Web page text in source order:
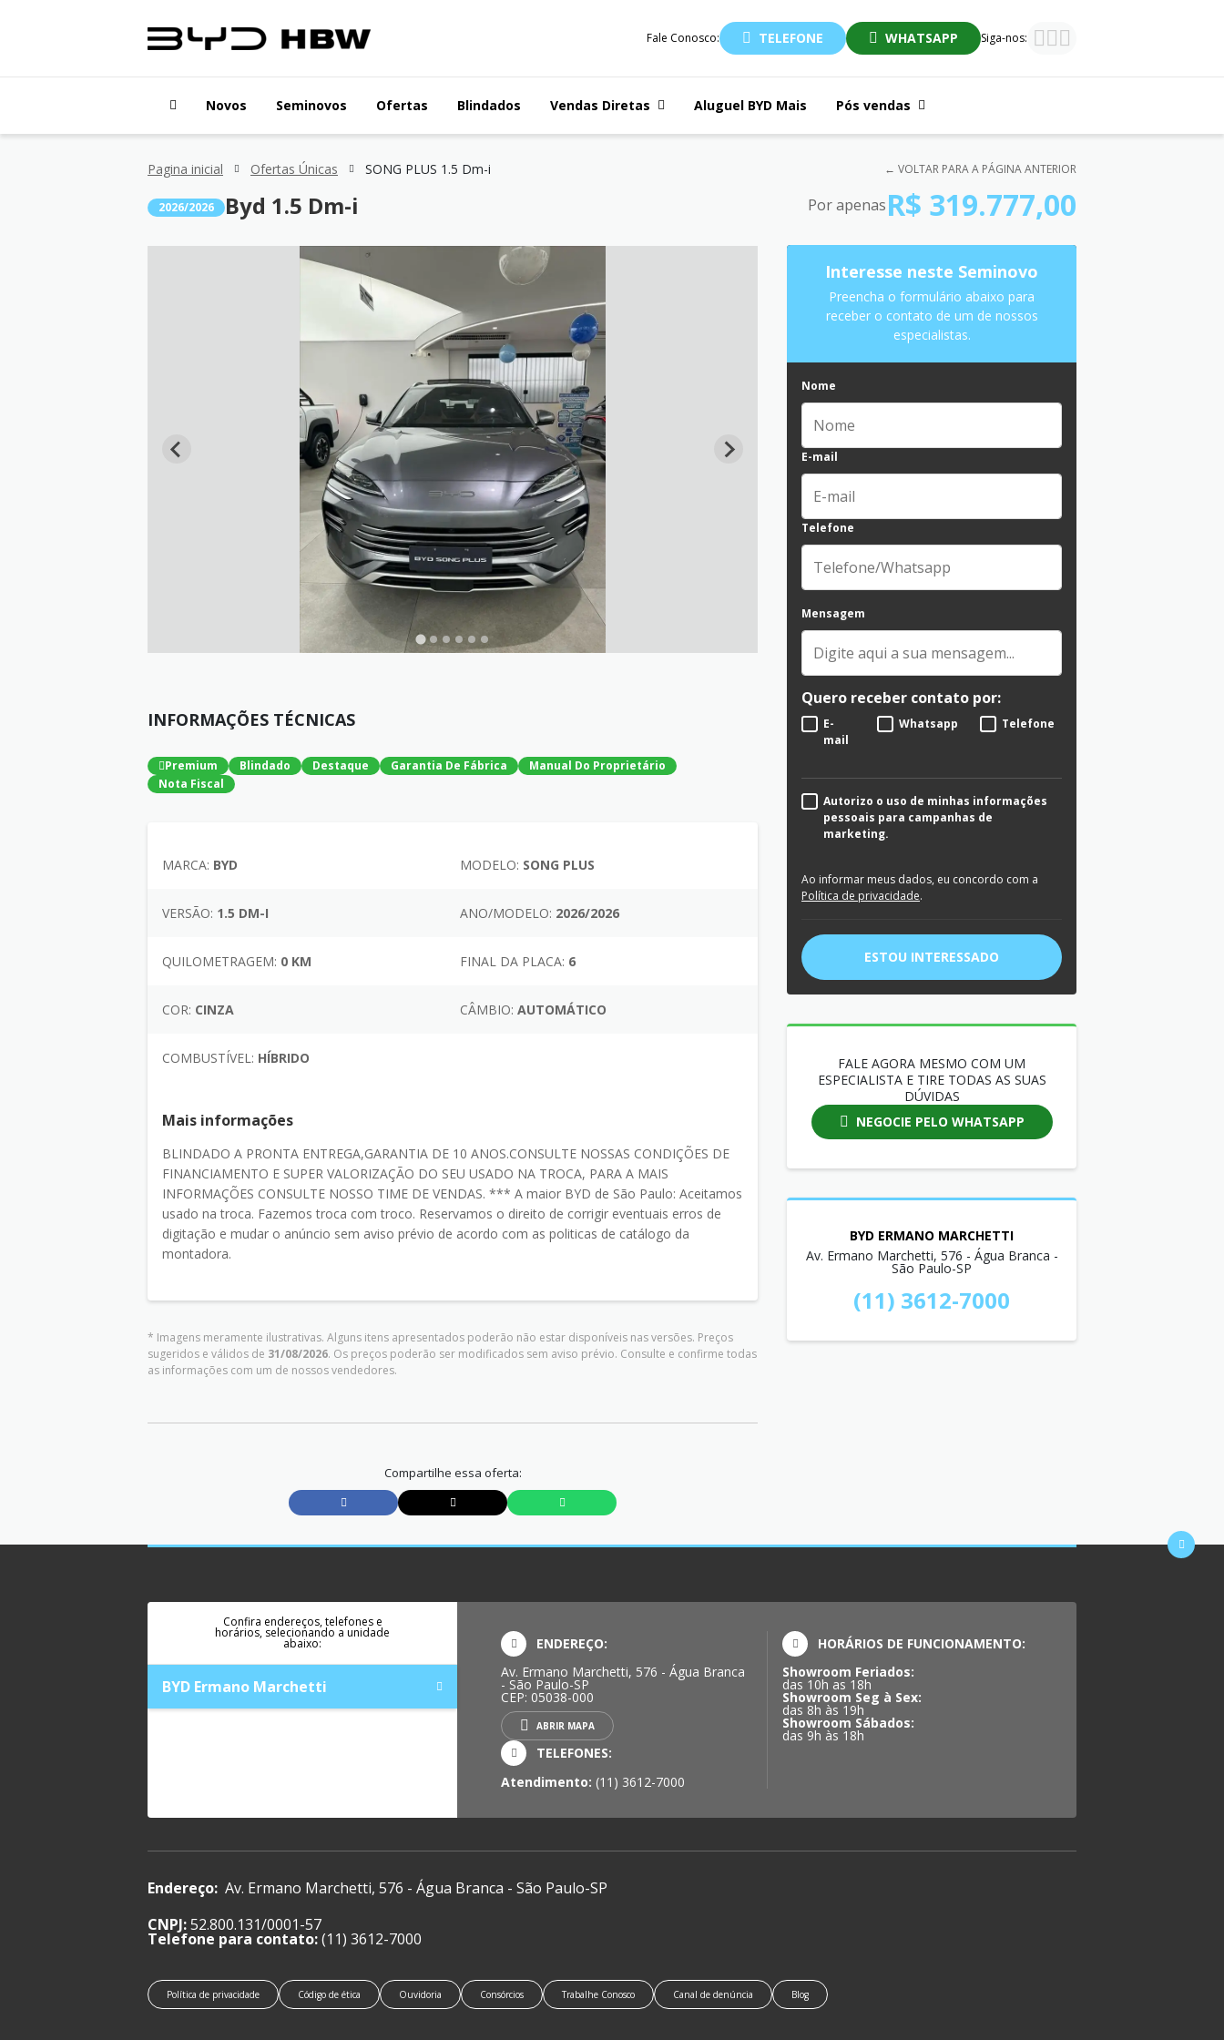
Fale Conosco: TELEFONE WHATSAPP Siga-nos:
Novos Seminovos Ofertas Blindados Vendas Diretas Aluguel BYD Mais Pós vendas
Pagina inicial Ofertas Únicas SONG PLUS 1.5 Dm-i ← VOLTAR PARA A PÁGINA ANTERIOR
2026/2026 Byd 1.5 Dm-i
INFORMAÇÕES TÉCNICAS
Premium Blindado Destaque Garantia De Fábrica
Manual Do Proprietário
Nota Fiscal
MARCA: BYD MODELO: SONG PLUS
VERSÃO: 1.5 DM-I ANO/MODELO: 2026/2026
QUILOMETRAGEM: 0 KM FINAL DA PLACA: 6
COR: CINZA CÂMBIO: AUTOMÁTICO
COMBUSTÍVEL: HÍBRIDO
Mais informações
BLINDADO A PRONTA ENTREGA,GARANTIA DE 10 ANOS.CONSULTE NOSSAS CONDIÇÕES DE
FINANCIAMENTO E SUPER VALORIZAÇÃO DO SEU USADO NA TROCA, PARA A MAIS
INFORMAÇÕES CONSULTE NOSSO TIME DE VENDAS. *** A maior BYD de São Paulo: Aceitamos
usado na troca. Fazemos troca com troco. Reservamos o direito de corrigir eventuais erros de
digitação e mudar o anúncio sem aviso prévio de acordo com as politicas de catálogo da
montadora.
* Imagens meramente ilustrativas. Alguns itens apresentados poderão não estar disponíveis nas versões. Preços
sugeridos e válidos de 31/08/2026. Os preços poderão ser modificados sem aviso prévio. Consulte e confirme todas
as informações com um de nossos vendedores.
Compartilhe essa oferta:
Por apenasR$ 319.777,00
Interesse neste Seminovo
Preencha o formulário abaixo para
receber o contato de um de nossos
especialistas.
Nome
E-mail
Telefone
Mensagem
Quero receber contato por:
E-
mail
Whatsapp Telefone
Autorizo o uso de minhas informações
pessoais para campanhas de
marketing.
Ao informar meus dados, eu concordo com a
Política de privacidade.
ESTOU INTERESSADO
FALE AGORA MESMO COM UM
ESPECIALISTA E TIRE TODAS AS SUAS
DÚVIDAS
NEGOCIE PELO WHATSAPP
BYD ERMANO MARCHETTI
Av. Ermano Marchetti, 576 - Água Branca -
São Paulo-SP
(11) 3612-7000
Confira endereços, telefones e
horários, selecionando a unidade
abaixo:
BYD Ermano Marchetti
ENDEREÇO:
Av. Ermano Marchetti, 576 - Água Branca
- São Paulo-SP
CEP: 05038-000
ABRIR MAPA
TELEFONES:
Atendimento: (11) 3612-7000
HORÁRIOS DE FUNCIONAMENTO:
Showroom Feriados:
das 10h as 18h
Showroom Seg à Sex:
das 8h às 19h
Showroom Sábados:
das 9h às 18h
Endereço: Av. Ermano Marchetti, 576 - Água Branca - São Paulo-SP
CNPJ:52.800.131/0001-57
Telefone para contato:(11) 3612-7000
Política de privacidade Código de ética Ouvidoria Consórcios Trabalhe Conosco Canal de denúncia Blog